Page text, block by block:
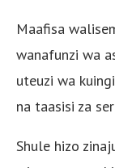
Maafisa
wanafunzi wa
uteuzi wa
na taasisi za
Shule hizo